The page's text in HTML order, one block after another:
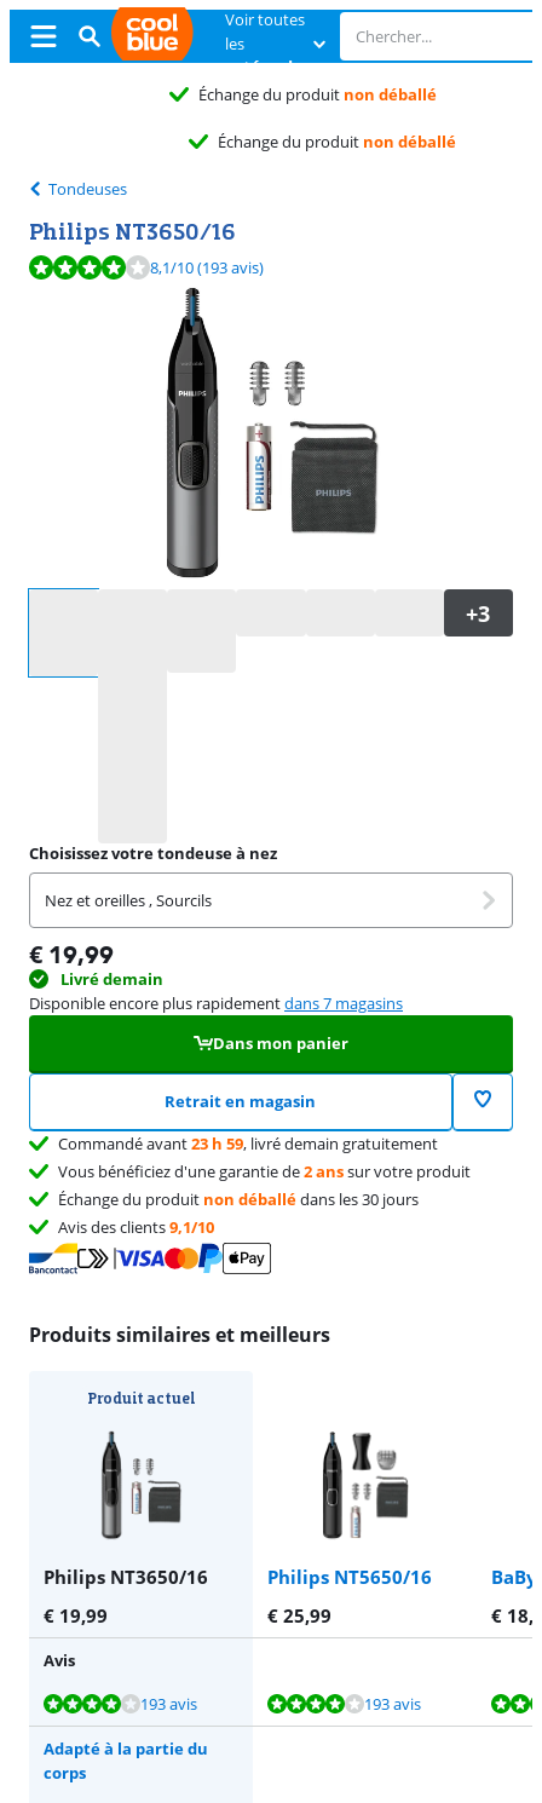
Voir toutes
les
catégories
Échange du produitnon déballé
Échange du produitnon déballé
Tondeuses
Philips NT3650/16
La note est de 8,1 sur 10, basée sur 193 avis.
8,1/10(193 avis)
Choisissez votre tondeuse à nez
Nez et oreilles , Sourcils
€ 19,99
Livré demain
Disponible encore plus rapidementdans 7 magasins
Dans mon panier
Retrait en magasin
Commandé avant23 h 59, livré demain gratuitement
Vous bénéficiez d'une garantie de2 anssur votre produit
Échange du produit non déballédans les 30 jours
Avis des clients9,1/10
Produits similaires et meilleurs
Produit actuel
Philips NT3650/16 Philips NT5650/16
€ 19,99 € 25,99 €
Avis
La note est de 8,1 sur 10, basée sur 193 avis.
193 avis
La note est de 8,1 sur 10, basée sur 193 avis. 193 avis
La note est de 8,9 sur 10, basée sur 65 avis.
La note est de 7,5 sur 10, basée sur 45 avis.
Adapté à la partie du
corps